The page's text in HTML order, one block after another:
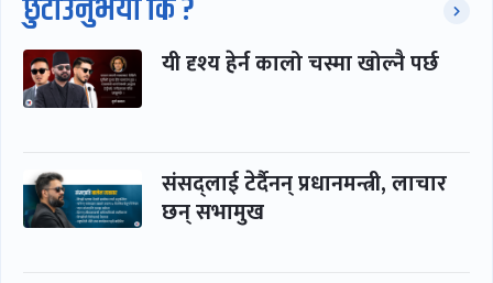
छुटाउनुभयो कि ?
यी दृश्य हेर्न कालो चस्मा खोल्नै पर्छ
संसद्लाई टेर्दैनन् प्रधानमन्त्री, लाचार
छन् सभामुख